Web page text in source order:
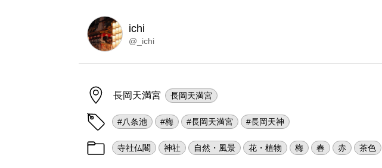
ichi
@_ichi
長岡天満宮 長岡天満宮
#八条池 #梅 #長岡天満宮 #長岡天神
寺社仏閣 神社 自然・風景 花・植物 梅 春 赤 茶色